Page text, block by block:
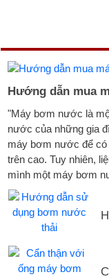
Hướng dẫn mua
"Máy bơm nước là
nước của những gia
máy bơm nước để
trên cao. Tuy nhiên,
mình một máy bơm